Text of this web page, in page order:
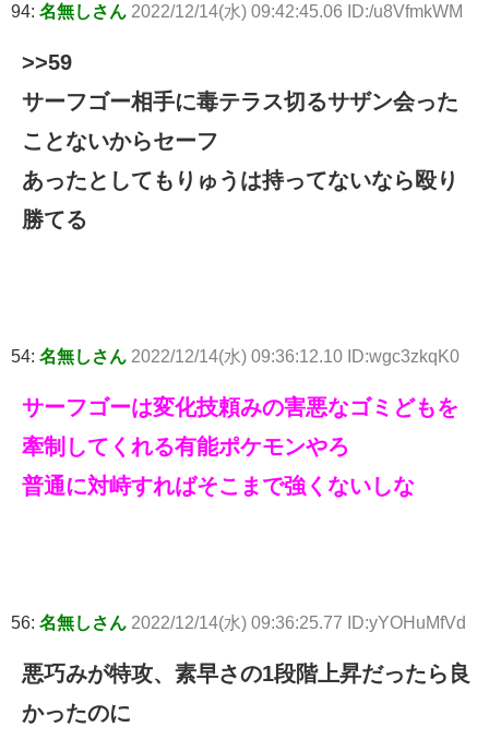
94: 名無しさん 2022/12/14(水) 09:42:45.06 ID:/u8VfmkWM
>>59
サーフゴー相手に毒テラス切るサザン会った
ことないからセーフ
あったとしてもりゅうは持ってないなら殴り
勝てる
54: 名無しさん 2022/12/14(水) 09:36:12.10 ID:wgc3zkqK0
サーフゴーは変化技頼みの害悪なゴミどもを
牽制してくれる有能ポケモンやろ
普通に対峙すればそこまで強くないしな
56: 名無しさん 2022/12/14(水) 09:36:25.77 ID:yYOHuMfVd
悪巧みが特攻、素早さの1段階上昇だったら良
かったのに